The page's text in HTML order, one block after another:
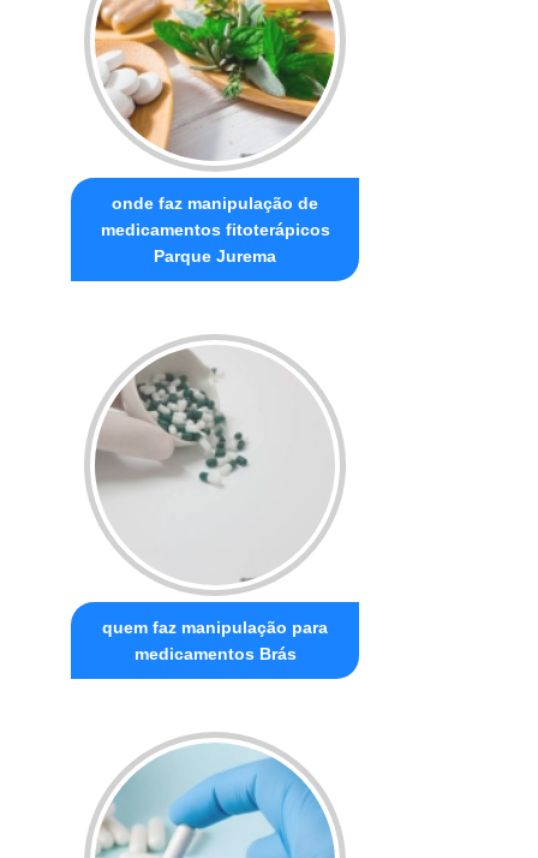
onde faz manipulação de
medicamentos fitoterápicos
Parque Jurema
quem faz manipulação para
medicamentos Brás